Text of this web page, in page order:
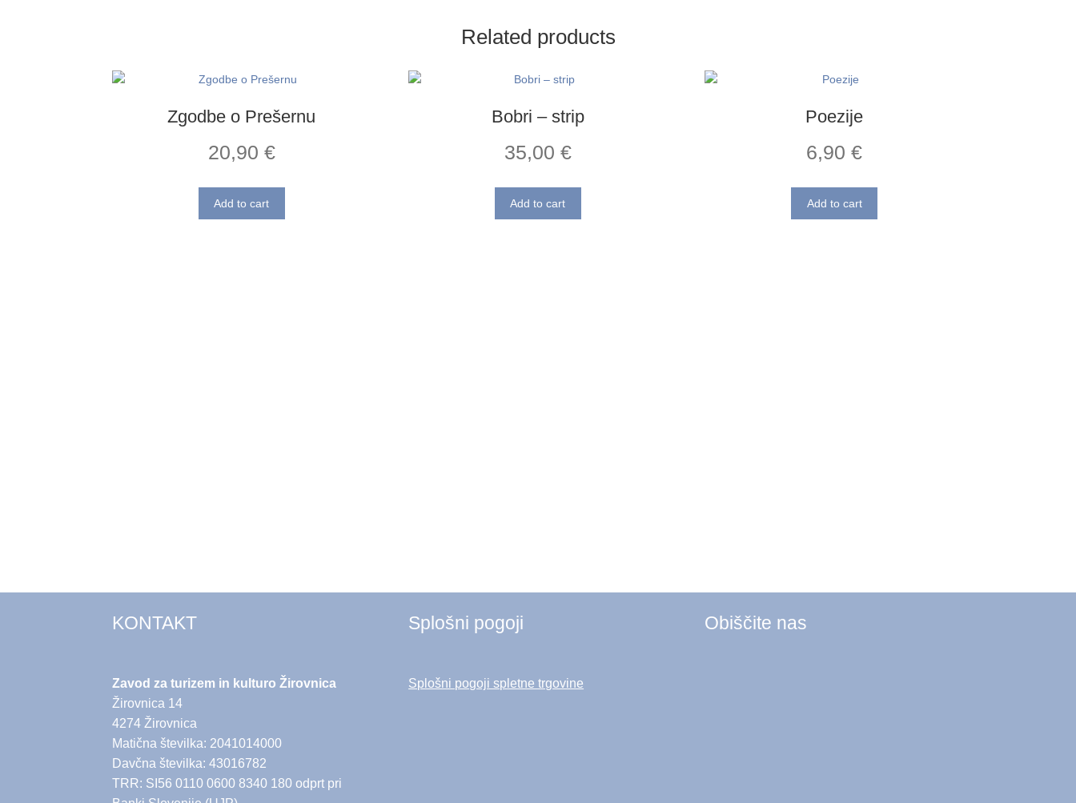
Related products
Zgodbe o Prešernu
20,90 €
Add to cart
Bobri – strip
35,00 €
Add to cart
Poezije
6,90€
Add to cart
KONTAKT
Zavod za turizem in kulturo Žirovnica
Žirovnica 14
4274 Žirovnica
Matična številka: 2041014000
Davčna številka: 43016782
TRR: SI56 0110 0600 8340 180 odprt pri
Splošni pogoji
Splošni pogoji spletne trgovine
Obiščite nas